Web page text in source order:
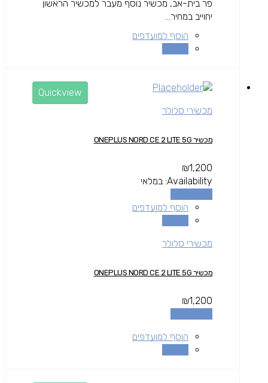
פר בית-אב, מכשיר נוסף מעבר למכשיר הראשון
יחוייב במחיר...
הוסף למועדפים
Quickview
מכשירי סלולר
מכשיר ONEPLUS NORD CE 2 LITE 5G
₪1,200
Availability: במלאי
הוסף למועדפים
מכשירי סלולר
מכשיר ONEPLUS NORD CE 2 LITE 5G
₪1,200
הוסף למועדפים